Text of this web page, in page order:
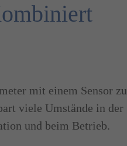
mit einem Sensor zu
viele Umstände in der
und beim Betrieb.